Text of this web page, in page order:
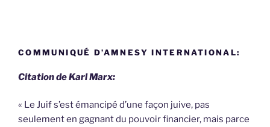
COMMUNIQUÉ D’AMNESY INTERNATIONAL:
Citation de Karl Marx:
« Le Juif s’est émancipé d’une façon juive, pas
seulement en gagnant du pouvoir financier, mais parce